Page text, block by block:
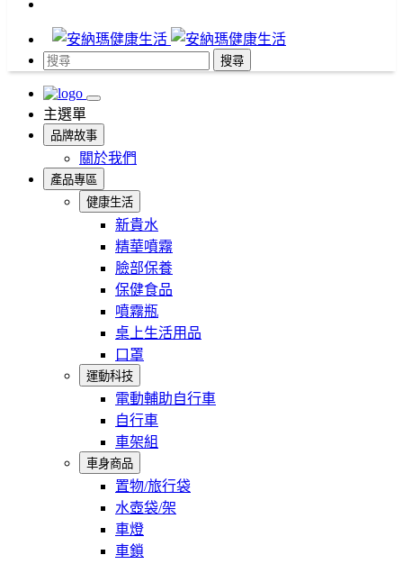
搜尋
主選單
品牌故事
關於我們
產品專區
健康生活
新貴水
精華噴霧
臉部保養
保健食品
噴霧瓶
桌上生活用品
口罩
運動科技
電動輔助自行車
自行車
車架組
車身商品
置物/旅行袋
水壺袋/架
車燈
車鎖